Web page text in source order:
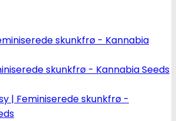
skunkfrø - Kannabia Seeds